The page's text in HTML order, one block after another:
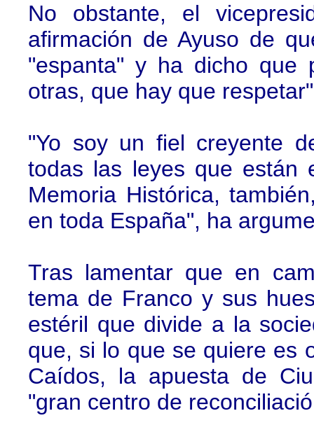
No obstante, el
afirmación de Ayuso de
"espanta" y ha dicho que
otras, que hay que
"Yo soy un fiel creyente
todas las leyes que están
Memoria Histórica,
en toda España", ha
Tras lamentar que en
tema de Franco y sus
estéril que divide a la
que, si lo que se quiere es
Caídos, la apuesta de
"gran centro de